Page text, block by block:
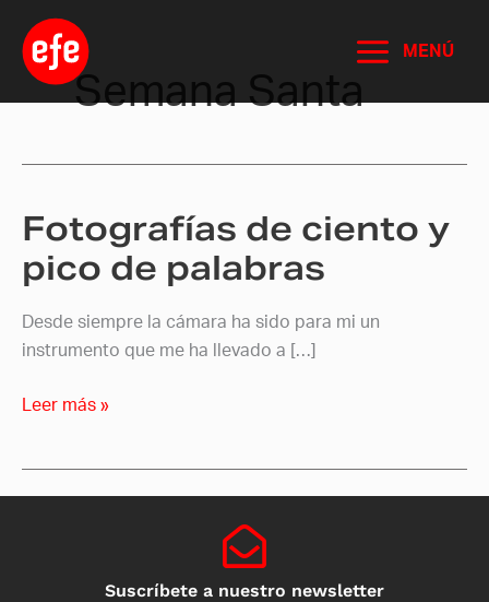
contenido
MENÚ
Semana Santa
Fotografías de ciento y
pico de palabras
Desde siempre la cámara ha sido para mi un
instrumento que me ha llevado a […]
Fotografías
ciento
Leer más »
Suscríbete a nuestro newsletter